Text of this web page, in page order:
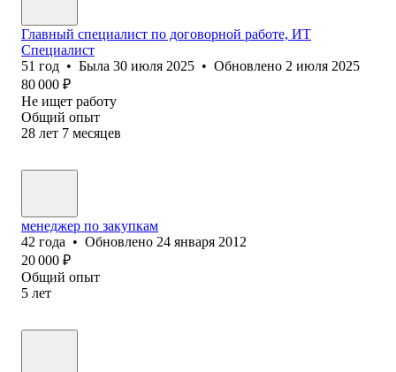
Главный специалист по договорной работе, ИТ
Специалист
51 год • Была 30 июля 2025 • Обновлено 2 июля 2025
80 000 ₽
Не ищет работу
Общий опыт
28 лет 7 месяцев
менеджер по закупкам
42 года • Обновлено 24 января 2012
20 000 ₽
Общий опыт
5 лет